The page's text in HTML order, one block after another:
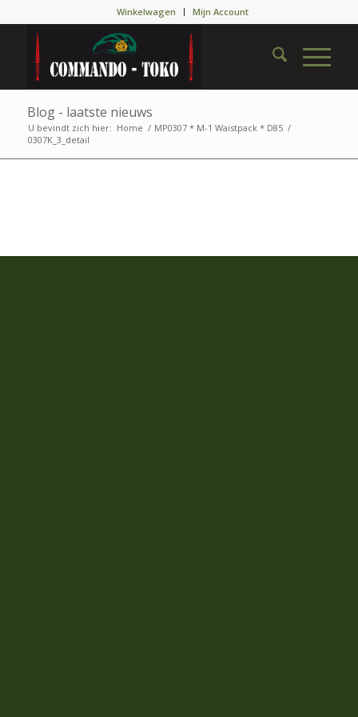
Winkelwagen Mijn Account
Blog - laatste nieuws
U bevindt zich hier: Home / MP0307 * M-1 Waistpack * D85 /
0307K_3_detail